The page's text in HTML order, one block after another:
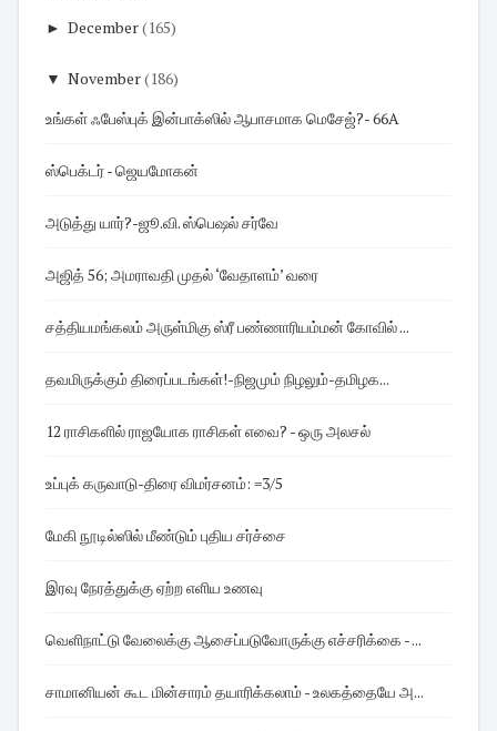
► December(165)
▼ November(186)
உங்கள் ஃபேஸ்புக் இன்பாக்ஸில் ஆபாசமாக மெசேஜ்?- 66A
ஸ்பெக்டர் - ஜெயமோகன்
அடுத்து யார்?-ஜூ.வி. ஸ்பெஷல் சர்வே
அஜித் 56; அமராவதி முதல் ‘வேதாளம்’ வரை
சத்தியமங்கலம் அருள்மிகு ஸ்ரீ பண்ணாரியம்மன் கோவில் ...
தவமிருக்கும் திரைப்படங்கள்! -நிஜமும் நிழலும்-தமிழக...
12 ராசிகளில் ராஜயோக ராசிகள் எவை? - ஒரு அலசல்
உப்புக் கருவாடு-திரை விமர்சனம்: =3/5
மேகி நூடில்ஸில் மீண்டும் புதிய சர்ச்சை
இரவு நேரத்துக்கு ஏற்ற எளிய உணவு
வெளிநாட்டு வேலைக்கு ஆசைப்படுவோருக்கு எச்சரிக்கை - ...
சாமானியன் கூட மின்சாரம் தயாரிக்கலாம் - உலகத்தையே அ...